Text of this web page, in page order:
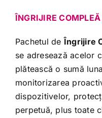
ÎNGRIJIRE
Pachetul de Îngrijire
se adresează acelor
plătească o sumă
monitorizarea
dispozitivelor,
perpetuă, plus toate